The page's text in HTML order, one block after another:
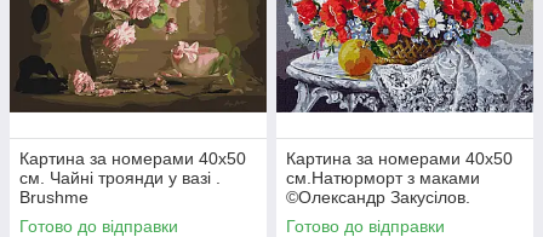
Картина за номерами 40х50
см. Чайні троянди у вазі .
Brushme
Готово до відправки
Картина за номерами 40х50
см.Натюрморт з маками
©Олександр Закусілов.
Ідейка. КНО3120
Готово до відправки